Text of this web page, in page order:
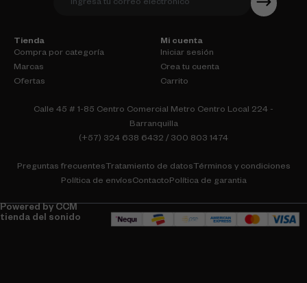
Tienda
Compra por categoría
Marcas
Ofertas
Mi cuenta
Iniciar sesión
Crea tu cuenta
Carrito
Calle 45 # 1-85 Centro Comercial Metro Centro Local 224 -
Barranquilla
(+57) 324 638 6432 / 300 803 1474
Preguntas frecuentesTratamiento de datosTérminos y condiciones
Política de envíosContactoPolítica de garantia
Powered by CCM
tienda del sonido